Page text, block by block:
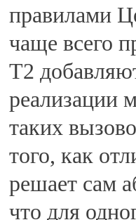
правилами
чаще всего
Т2
реализации
таких
того, как
решает сам
что для